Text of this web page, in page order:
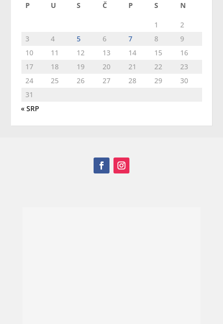
P U S Č P S N
1
2
3
4 5 6 7 8
9
10
11 12 13 14 15
16
17
18 19 20 21 22
23
24
25 26 27 28 29
30
31
« SRP